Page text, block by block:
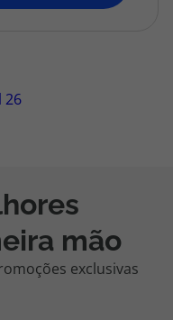
mão
exclusivas